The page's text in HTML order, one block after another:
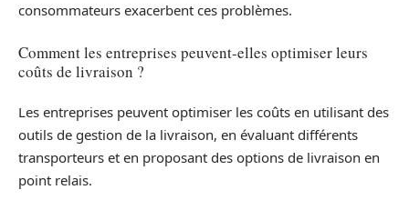
consommateurs exacerbent ces problèmes.
Comment les entreprises peuvent-elles optimiser leurs
coûts de livraison ?
Les entreprises peuvent optimiser les coûts en utilisant des
outils de gestion de la livraison, en évaluant différents
transporteurs et en proposant des options de livraison en
point relais.